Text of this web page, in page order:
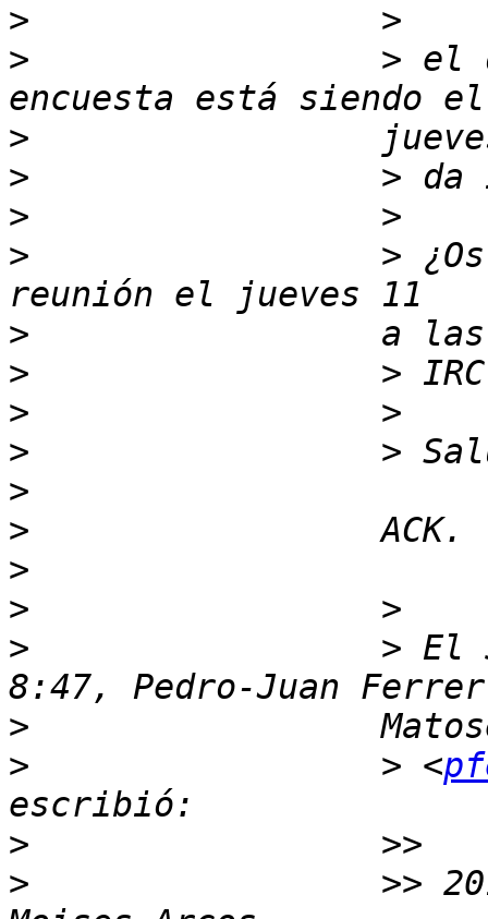
>
>
> el
>
>
>
>
>
>
>
>
>
>
>
>
>
>
> El
>
>
                 > <
>
>
>>